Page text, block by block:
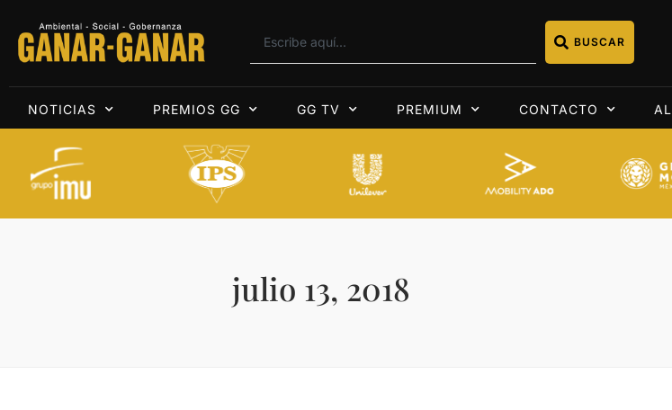
BUSCAR
NOTICIAS PREMIOS GG GG TV PREMIUM CONTACTO
julio 13, 2018